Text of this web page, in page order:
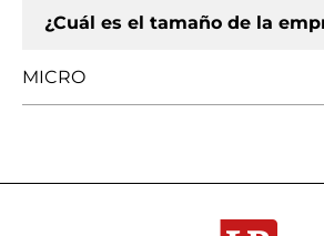
¿Cuál es el tamaño de la
MICRO